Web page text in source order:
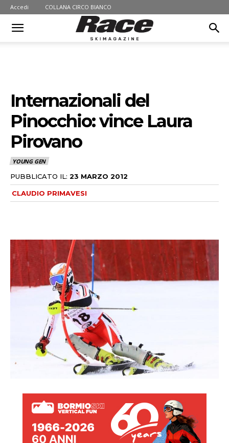
Accedi COLLANA CIRCO BIANCO
Internazionali del
Pinocchio: vince Laura
Pirovano
YOUNG GEN
PUBBLICATO IL: 23 MARZO 2012
CLAUDIO PRIMAVESI